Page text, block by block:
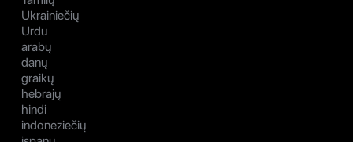
Ukrainiečių
Urdu
arabų
danų
graikų
hebrajų
hindi
indoneziečių